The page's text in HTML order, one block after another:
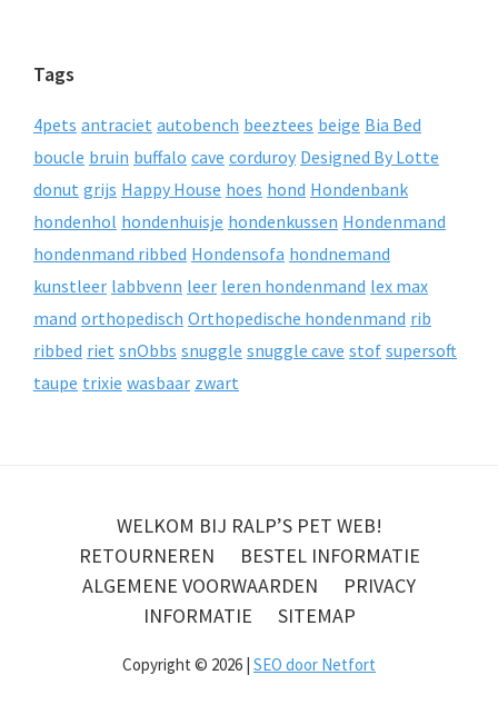
Tags
4pets antraciet autobench beeztees beige Bia Bed
boucle bruin buffalo cave corduroy Designed By Lotte
donut grijs Happy House hoes hond Hondenbank
hondenhol hondenhuisje hondenkussen Hondenmand
hondenmand ribbed Hondensofa hondnemand
kunstleer labbvenn leer leren hondenmand lex max
mand orthopedisch Orthopedische hondenmand rib
ribbed riet snObbs snuggle snuggle cave stof supersoft
taupe trixie wasbaar zwart
WELKOM BIJ RALP’S PET WEB!
RETOURNEREN
BESTEL INFORMATIE
ALGEMENE VOORWAARDEN
PRIVACY
INFORMATIE
SITEMAP
Copyright © 2026 | SEO door Netfort